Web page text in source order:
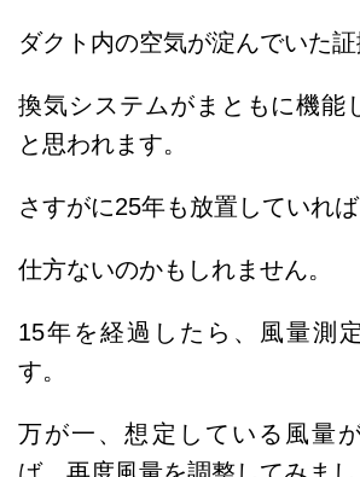
ダクト内の空気が淀んでいた証
換気システムがまともに機能
と思われます。
さすがに25年も放置していれば
仕方ないのかもしれません。
15年を経過したら、風量測
す。
万が一、想定している風量